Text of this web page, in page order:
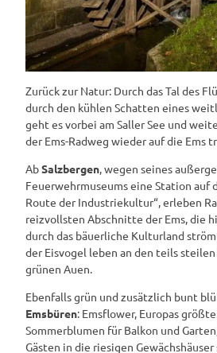
Zurück zur Natur: Durch das Tal des
durch den kühlen Schatten eines
geht es vorbei am Saller See und
der Ems-Radweg wieder auf die Ems
AbSalzbergen, wegen seines
Feuerwehrmuseums eine Station auf
Route der Industriekultur“, erleben
reizvollsten Abschnitte der Ems, die
durch das bäuerliche Kulturland
der Eisvogel leben an den teils
grünen Auen.
Ebenfalls grün und zusätzlich bunt
Emsbüren: Emsflower, Europas
Sommerblumen für Balkon und
Gästen in die riesigen Gewächshäuser